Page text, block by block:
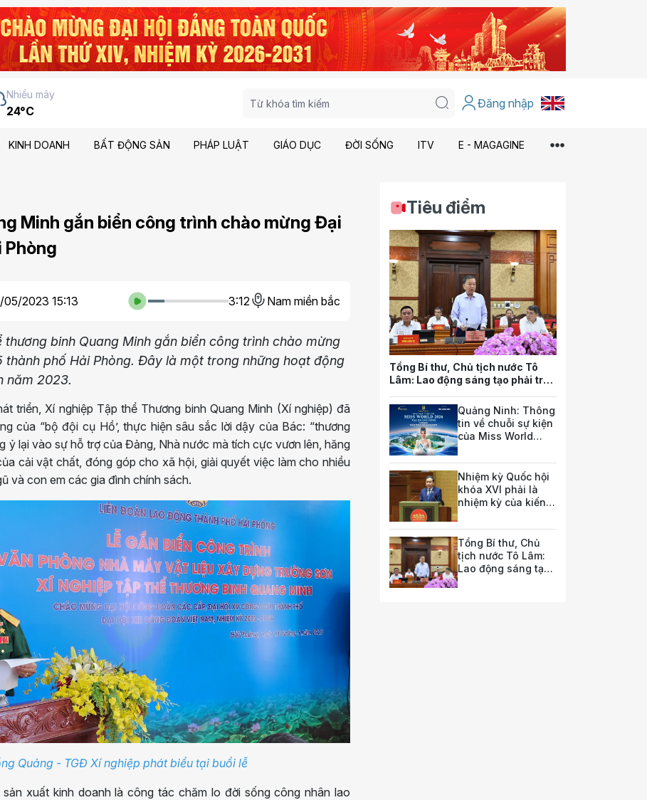
Nhiều mây
24°C
Đăng nhập
KINH DOANH BẤT ĐỘNG SẢN PHÁP LUẬT GIÁO DỤC ĐỜI SỐNG ITV E - MAGAGINE
Minh gắn biển công trình chào mừng Đại
Phòng
05/2023 15:13 3:12 Nam miền bắc
thương binh Quang Minh gắn biển công trình chào mừng
thành phố Hải Phòng. Đây là một trong những hoạt động
năm 2023.
triển, Xí nghiệp Tập thể Thương binh Quang Minh (Xí nghiệp) đã
của “bộ đội cụ Hồ’, thực hiện sâu sắc lời dậy của Bác: “thương
ỷ lại vào sự hỗ trợ của Đảng, Nhà nước mà tích cực vươn lên, hăng
cải vật chất, đóng góp cho xã hội, giải quyết việc làm cho nhiều
và con em các gia đình chính sách.
Quảng - TGĐ Xí nghiệp phát biểu tại buổi lễ
xuất kinh doanh là công tác chăm lo đời sống công nhân lao
Tiêu điểm
Tổng Bí thư, Chủ tịch nước Tô
Lâm: Lao động sáng tạo phải trở
của quốc gia trong tương lai
Quảng Ninh: Thông
tin về chuỗi sự kiện
của Miss World
Nhiệm kỳ Quốc hội
khóa XVI phải là
nhiệm kỳ của kiến
triển
Tổng Bí thư, Chủ
tịch nước Tô Lâm:
Lao động sáng tạo